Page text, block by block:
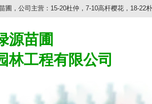
圃，公司主营：15-20杜仲，7-10高杆樱花，18-22
源苗圃
林工程有限公司